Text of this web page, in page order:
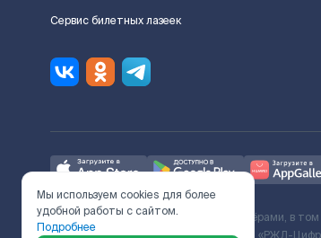
Сервис билетных лазеек
Ж/Д билеты предоставляются партнёрами, в
Мы используем cookies для более
удобной работы с сайтом.
Подробнее